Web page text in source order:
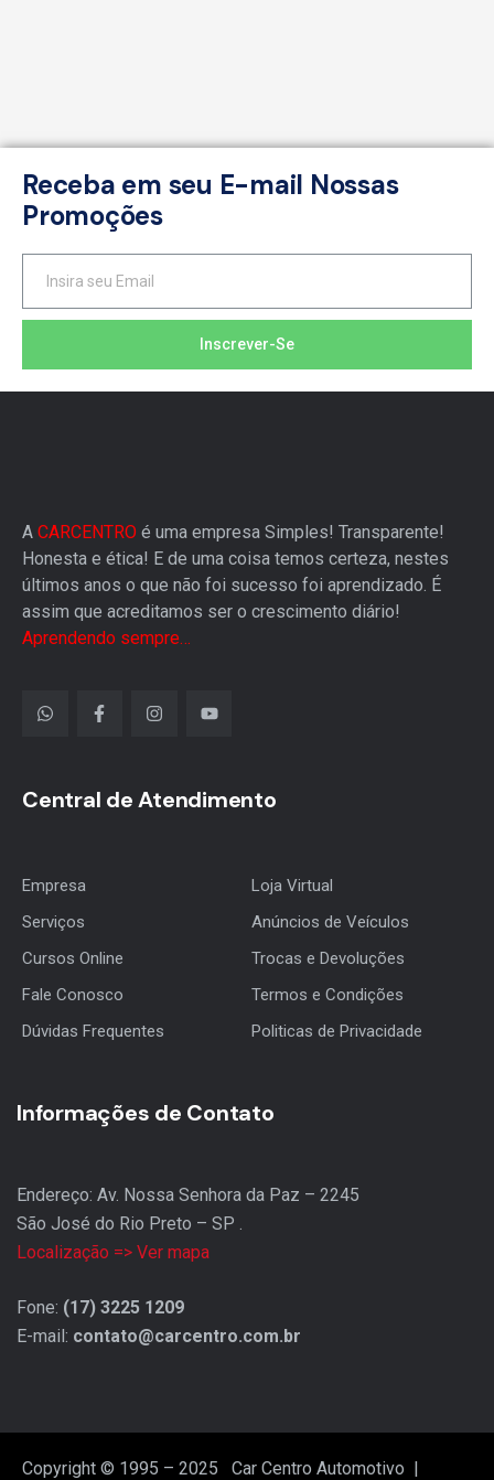
Receba em seu E-mail Nossas
Promoções
Inscrever-Se
A CARCENTRO é uma empresa Simples! Transparente!
Honesta e ética! E de uma coisa temos certeza, nestes
últimos anos o que não foi sucesso foi aprendizado. É
assim que acreditamos ser o crescimento diário!
Aprendendo sempre…
Central de Atendimento
Empresa
Serviços
Cursos Online
Fale Conosco
Dúvidas Frequentes
Loja Virtual
Anúncios de Veículos
Trocas e Devoluções
Termos e Condições
Politicas de Privacidade
Informações de Contato
Endereço: Av. Nossa Senhora da Paz – 2245
São José do Rio Preto – SP .
Localização => Ver mapa
Fone: (17) 3225 1209
E-mail: contato@carcentro.com.br
Copyright © 1995 – 2025 Car Centro Automotivo |